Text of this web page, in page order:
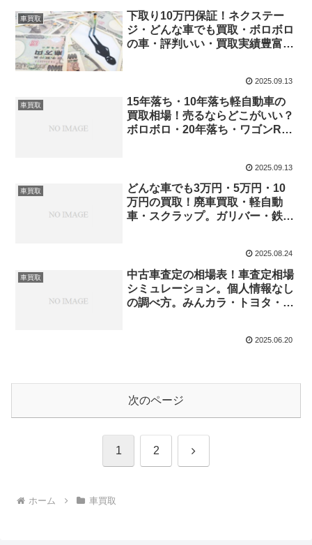
車買取
下取り10万円保証！ネクステー
ジ・どんな車でも買取・ボロボロ
の車・評判いい・買取実績豊富な
2025.09.13
車買取
15年落ち・10年落ち軽自動車の
買取相場！売るならどこがいい？
ボロボロ・20年落ち・ワゴンR下
2025.09.13
車買取
どんな車でも3万円・5万円・10
万円の買取！廃車買取・軽自動
車・スクラップ。ガリバー・鉄く
2025.08.24
車買取
中古車査定の相場表！車査定相場
シミュレーション。個人情報なし
の調べ方。みんカラ・トヨタ・下
2025.06.20
次のページ
1 2 次
ホーム 車買取